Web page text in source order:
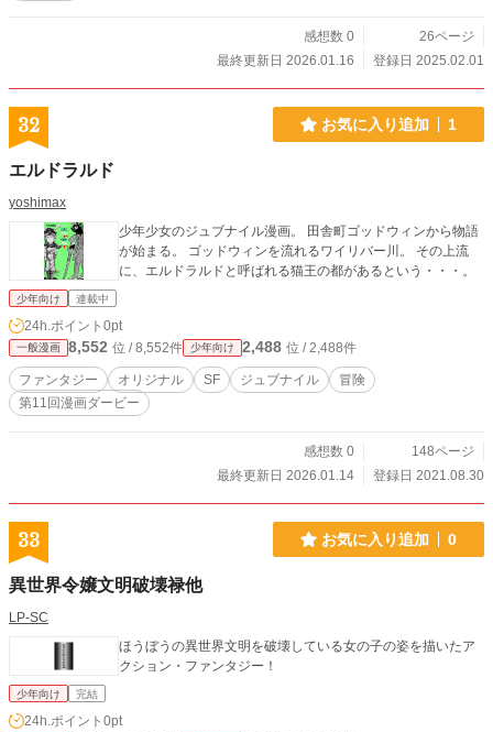
感想数 0
26ページ
最終更新日 2026.01.16
登録日 2025.02.01
32 お気に入り追加 1
エルドラルド
yoshimax
少年少女のジュブナイル漫画。 田舎町ゴッドウィンから物語
が始まる。 ゴッドウィンを流れるワイリバー川。 その上流
に、エルドラルドと呼ばれる猫王の都があるという・・・。
少年向け 連載中
24h.ポイント 0pt
一般漫画 8,552 位 / 8,552件 少年向け 2,488 位 / 2,488件
ファンタジー オリジナル SF ジュブナイル
冒険
第11回漫画ダービー
感想数 0
148ページ
最終更新日 2026.01.14
登録日 2021.08.30
33 お気に入り追加 0
異世界令嬢文明破壊禄他
LP-SC
ほうぼうの異世界文明を破壊している女の子の姿を描いたア
クション・ファンタジー！
少年向け 完結
24h.ポイント 0pt